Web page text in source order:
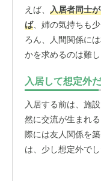
に、 特に「何時ま
りません 。決まっ
する手間もなく、
たまには買い物に
た際には、ただ話
たり、身の回りの
ことをしています
やはり自分の手で
す。以前のように
できませんでした
しての手伝いがで
えば、 入居者同士
ば、姉の気持ちも
ろん、人間関係に
かを求めるのは難
入居して想定外
入居する前は、施
然に交流が生まれ
際には友人関係を
は、少し想定外でし